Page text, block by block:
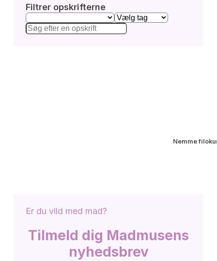
Filtrer opskrifterne
Nemme
Er du vild med mad?
Tilmeld dig Madmusens
nyhedsbrev